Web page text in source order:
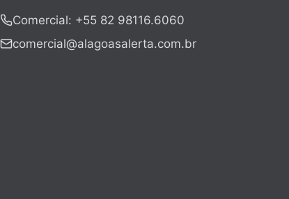
Comercial: +55 82 98116.6060
comercial@alagoasalerta.com.br